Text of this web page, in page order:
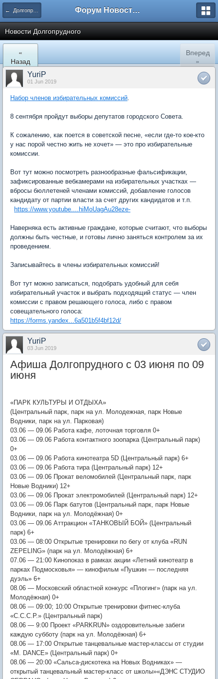
← Долгопрудный Форум Новостройки
Новости Долгопрудного
«
Назад
Вперед
»
YuriP
01 Jun 2019
Набор членов избирательных комиссий.
8 сентября пройдут выборы депутатов городского Совета.
К сожалению, как поется в советской песне, «если где-то кое-кто
у нас порой честно жить не хочет» — это про избирательные
комиссии.
Вот тут можно посмотреть разнообразные фальсификации,
зафиксированные вебкамерами на избирательных участках —
вбросы бюллетеней членами комиссий, добавление голосов
кандидату от партии власти за счет других кандидатов и т.п.
https://www.youtube....hiMoUagAu28eze-
Наверняка есть активные граждане, которые считают, что выборы
должны быть честные, и готовы лично заняться контролем за их
проведением.
Записывайтесь в члены избирательных комиссий!
Вот тут можно записаться, подобрать удобный для себя
избирательный участок и выбрать подходящий статус — член
комиссии с правом решающего голоса, либо с правом
совещательного голоса:
https://forms.yandex...6a501b5f4bf12d/
YuriP
03 Jun 2019
Афиша Долгопрудного с 03 июня по 09
июня
«ПАРК КУЛЬТУРЫ И ОТДЫХА»
(Центральный парк, парк на ул. Молодежная, парк Новые
Водники, парк на ул. Парковая)
03.06 — 09.06 Работа кафе, лоточная торговля 0+
03.06 — 09.06 Работа контактного зоопарка (Центральный парк)
0+
03.06 — 09.06 Работа кинотеатра 5D (Центральный парк) 6+
03.06 — 09.06 Работа тира (Центральный парк) 12+
03.06 — 09.06 Прокат веломобилей (Центральный парк, парк
Новые Водники) 12+
03.06 — 09.06 Прокат электромобилей (Центральный парк) 12+
03.06 — 09.06 Парк батутов (Центральный парк, парк Новые
Водники, парк на ул. Молодёжная) 0+
03.06 — 09.06 Аттракцион «ТАНКОВЫЙ БОЙ» (Центральный
парк) 6+
03.06 — 08:00 Открытые тренировки по бегу от клуба «RUN
ZEPELING» (парк на ул. Молодёжная) 6+
07.06 — 21:00 Кинопоказ в рамках акции «Летний кинотеатр в
парках Подмосковья» — кинофильм «Пушкин — последняя
дуэль» 6+
08.06 — Московский областной конкурс «Плогинг» (парк на ул.
Молодёжная) 0+
08.06 — 09:00; 10:00 Открытые тренировки фитнес-клуба
«С.С.С.Р.» (Центральный парк)
08.06 — 9:00 Проект «PARKRUN» оздоровительные забеги
каждую субботу (парк на ул. Молодёжная) 6+
08.06 — 17:00 Открытые танцевальные мастер-классы от студии
«M. DANCE» (Центральный парк) 0+
08.06 — 20:00 «Сальса-дискотека на Новых Водниках» —
открытый танцевальный мастер-класс от школы»«ДЭНС СТУДИО